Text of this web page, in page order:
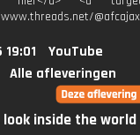
YouTube
Alle afleveringen
look inside the